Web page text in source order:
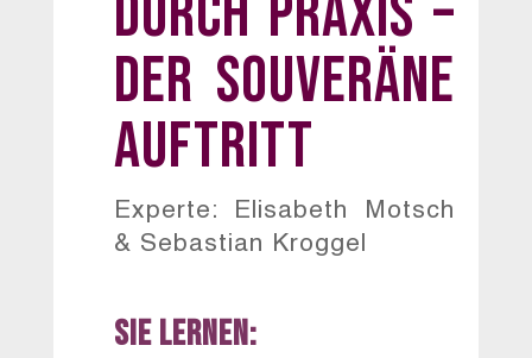
durch Praxis –
Der souveräne
Auftritt
Experte: Elisabeth Motsch
& Sebastian Kroggel
Sie lernen: